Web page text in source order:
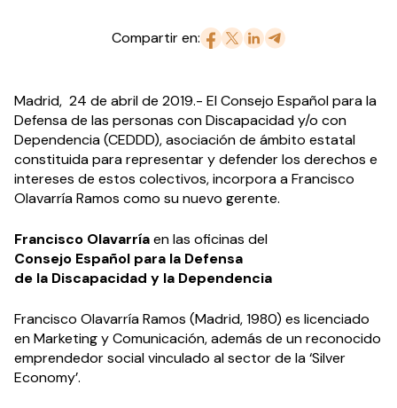
Compartir en:
Madrid, 24 de abril de 2019.- El Consejo Español para la
Defensa de las personas con Discapacidad y/o con
Dependencia (CEDDD), asociación de ámbito estatal
constituida para representar y defender los derechos e
intereses de estos colectivos, incorpora a Francisco
Olavarría Ramos como su nuevo gerente.
Francisco Olavarríaen las oficinas del
Consejo Español para la Defensa
de la Discapacidad y la Dependencia
Francisco Olavarría Ramos (Madrid, 1980) es licenciado
en Marketing y Comunicación, además de un reconocido
emprendedor social vinculado al sector de la ‘Silver
Economy’.